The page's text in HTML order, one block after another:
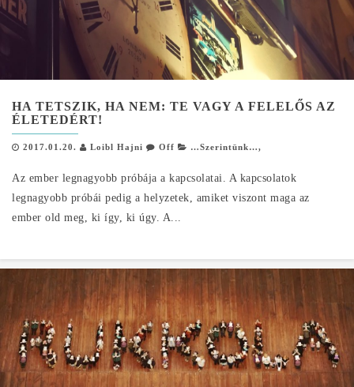
HA TETSZIK, HA NEM: TE VAGY A FELELŐS AZ
ÉLETEDÉRT!
2017.01.20. Loibl Hajni Off …Szerintünk…,
Az ember legnagyobb próbája a kapcsolatai. A kapcsolatok
legnagyobb próbái pedig a helyzetek, amiket viszont maga az
ember old meg, ki így, ki úgy. A...